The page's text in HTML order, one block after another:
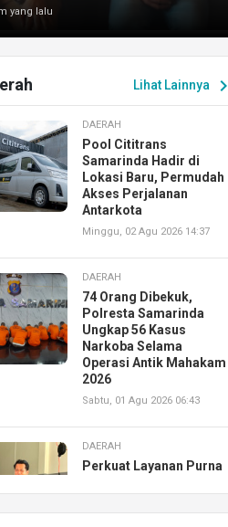
yang lalu
Lihat Lainnya chevron_right
DAERAH
Pool Cititrans
Samarinda Hadir di
Lokasi Baru, Permudah
Akses Perjalanan
Antarkota
Minggu, 02 Agu 2026 14:37
DAERAH
74 Orang Dibekuk,
Polresta Samarinda
Ungkap 56 Kasus
Narkoba Selama
Operasi Antik Mahakam
2026
Sabtu, 01 Agu 2026 06:43
DAERAH
Perkuat Layanan Purna
Resmikan AHASS